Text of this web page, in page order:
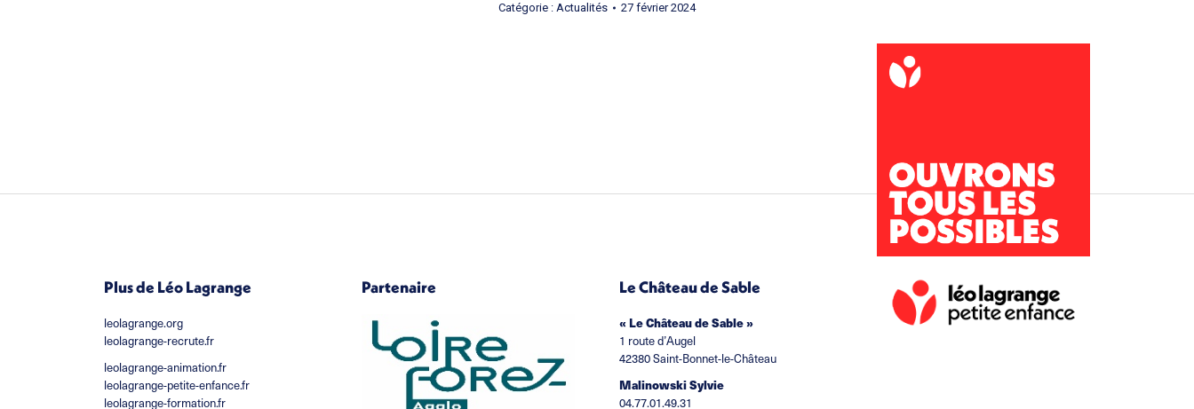
Catégorie : Actualités 27 février 2024
Plus de Léo Lagrange
leolagrange.org
leolagrange-recrute.fr
leolagrange-animation.fr
leolagrange-petite-enfance.fr
leolagrange-formation.fr
Partenaire Le Château de Sable
« Le Château de Sable »
1 route d’Augel
42380 Saint-Bonnet-le-Château
Malinowski Sylvie
04.77.01.49.31